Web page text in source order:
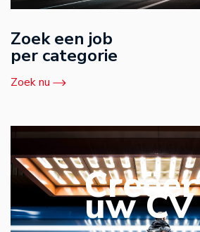
Zoek een job
per categorie
Zoek nu
Creëer
uw CV